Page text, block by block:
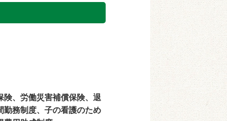
険、労働災害補償保険、退
勤務制度、子の看護のため